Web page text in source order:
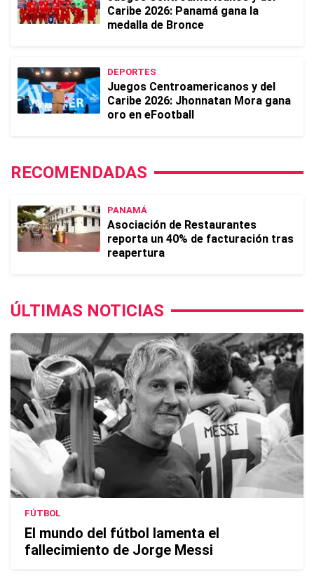
Caribe 2026: Panamá gana la
medalla de Bronce
DEPORTES
Juegos Centroamericanos y del
Caribe 2026: Jhonnatan Mora gana
oro en eFootball
RECOMENDADAS
PANAMÁ
Asociación de Restaurantes
reporta un 40% de facturación tras
reapertura
ÚLTIMAS NOTICIAS
FÚTBOL
El mundo del fútbol lamenta el
fallecimiento de Jorge Messi